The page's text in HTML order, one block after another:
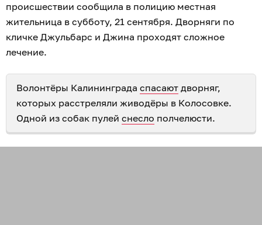
происшествии сообщила в полицию местная
жительница в субботу, 21 сентября. Дворняги по
кличке Джульбарс и Джина проходят сложное
лечение.
Волонтёры Калининграда спасают дворняг,
которых расстреляли живодёры в Колосовке.
Одной из собак пулей снесло полчелюсти.